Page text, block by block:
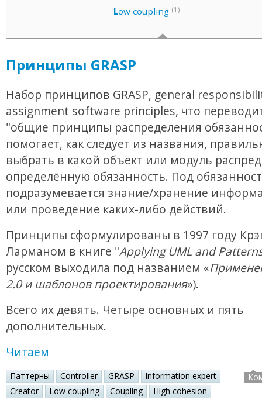
Low coupling (1)
Принципы GRASP
Набор принципов GRASP, general
assignment software principles, что
"общие принципы распределения
помогает, как следует из названия,
выбрать в какой объект или модуль
определённую обязанность. Под
подразумевается знание/хранение
или проведение каких-либо действий.
Принципы сформулированы в 1997 году
Ларманом в книге "Applying UML and
русском выходила под названием «
2.0 и шаблонов проектирования»).
Всего их девять. Четыре основных и пять
дополнительных.
Читаем
Паттерны Controller GRASP
Information expert
Creator
Low coupling Coupling
High cohesion